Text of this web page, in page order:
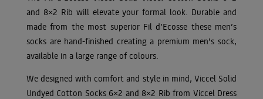
and 8×2 Rib will elevate your formal look. Durable and
made from the most superior Fil d’Ecosse these men’s
socks are hand-finished creating a premium men’s sock,
available in a large range of colours.
We designed with comfort and style in mind, Viccel Solid
Undyed Cotton Socks 6×2 and 8×2 Rib from Viccel Dress